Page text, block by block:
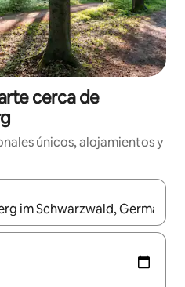
cerca de
únicos, alojamientos y
disponibles, navega con las